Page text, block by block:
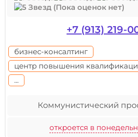
(Пока оценок нет)
+7 (913) 219-
бизнес-консалтинг
центр повышения
...
Коммунистический
откроется в